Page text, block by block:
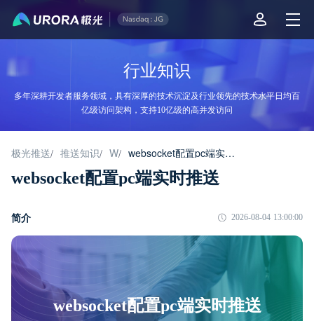
行业知识
多年深耕开发者服务领域，具有深厚的技术沉淀及行业领先的技术水平日均百
亿级访问架构，支持10亿级的高并发访问
极光推送/ 推送知识/ W/ websocket配置pc端实时推送
websocket配置pc端实时推送
简介 2026-08-04 13:00:00
websocket配置pc端实时推送